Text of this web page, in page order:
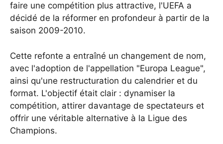
faire une compétition plus attractive, l'UEFA a
décidé de la réformer en profondeur à partir de la
saison 2009-2010.
Cette refonte a entraîné un changement de nom,
avec l'adoption de l'appellation "Europa League",
ainsi qu'une restructuration du calendrier et du
format. L'objectif était clair : dynamiser la
compétition, attirer davantage de spectateurs et
offrir une véritable alternative à la Ligue des
Champions.